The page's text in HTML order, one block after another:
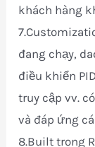
khách hàng
đang chạy,
điều khiển
truy cập vv.
và đáp ứng
8.Built trong